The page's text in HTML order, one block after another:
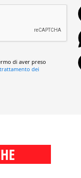
di aver preso
dei